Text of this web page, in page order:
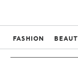
FASHION